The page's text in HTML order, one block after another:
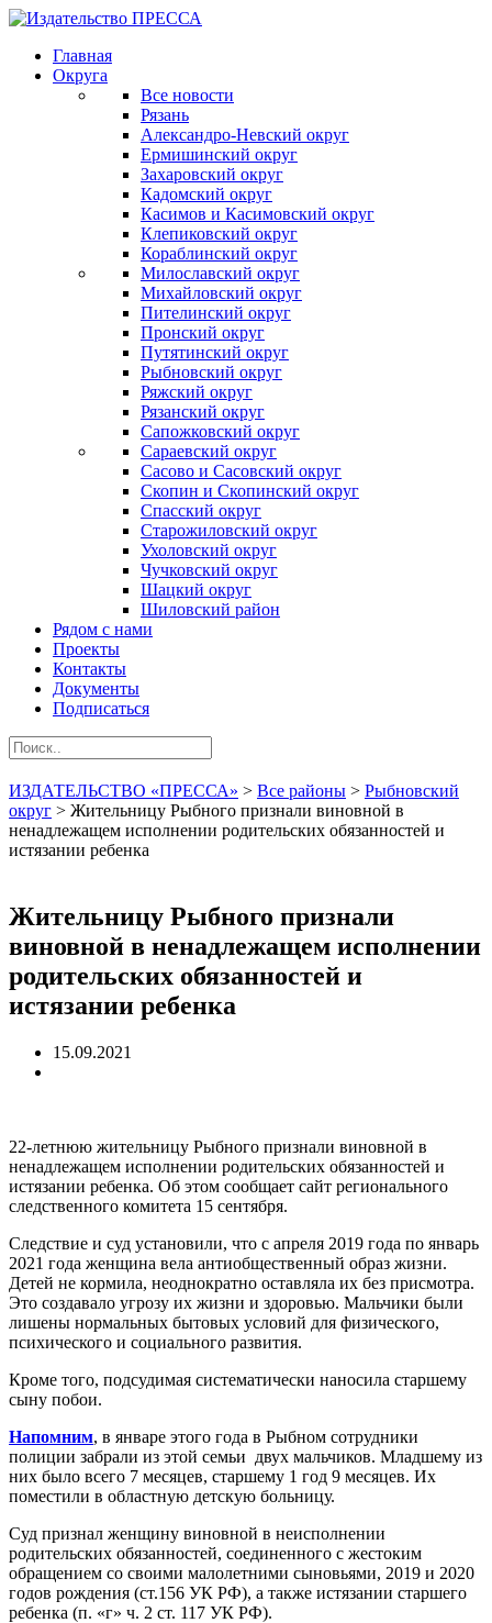
Главная
Округа
Все новости
Рязань
Александро-Невский округ
Ермишинский округ
Захаровский округ
Кадомский округ
Касимов и Касимовский округ
Клепиковский округ
Кораблинский округ
Милославский округ
Михайловский округ
Пителинский округ
Пронский округ
Путятинский округ
Рыбновский округ
Ряжский округ
Рязанский округ
Сапожковский округ
Сараевский округ
Сасово и Сасовский округ
Скопин и Скопинский округ
Спасский округ
Старожиловский округ
Ухоловский округ
Чучковский округ
Шацкий округ
Шиловский район
Рядом с нами
Проекты
Контакты
Документы
Подписаться
ИЗДАТЕЛЬСТВО «ПРЕССА» > Все районы > Рыбновский
округ > Жительницу Рыбного признали виновной в
ненадлежащем исполнении родительских обязанностей и
истязании ребенка
Жительницу Рыбного признали
виновной в ненадлежащем исполнении
родительских обязанностей и
истязании ребенка
15.09.2021
22-летнюю жительницу Рыбного признали виновной в
ненадлежащем исполнении родительских обязанностей и
истязании ребенка. Об этом сообщает сайт регионального
следственного комитета 15 сентября.
Следствие и суд установили, что с апреля 2019 года по январь
2021 года женщина вела антиобщественный образ жизни.
Детей не кормила, неоднократно оставляла их без присмотра.
Это создавало угрозу их жизни и здоровью. Мальчики были
лишены нормальных бытовых условий для физического,
психического и социального развития.
Кроме того, подсудимая систематически наносила старшему
сыну побои.
Напомним, в январе этого года в Рыбном сотрудники
полиции забрали из этой семьи двух мальчиков. Младшему из
них было всего 7 месяцев, старшему 1 год 9 месяцев. Их
поместили в областную детскую больницу.
Суд признал женщину виновной в неисполнении
родительских обязанностей, соединенного с жестоким
обращением со своими малолетними сыновьями, 2019 и 2020
годов рождения (ст.156 УК РФ), а также истязании старшего
ребенка (п. «г» ч. 2 ст. 117 УК РФ).